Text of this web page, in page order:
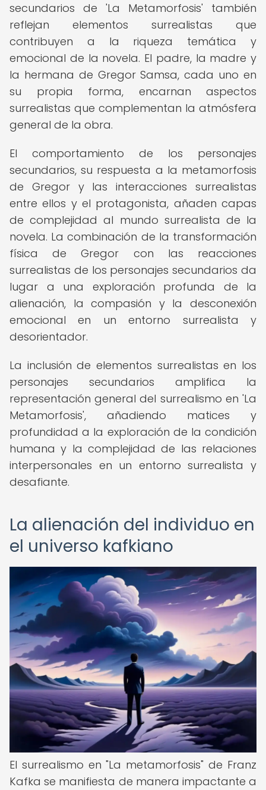
secundarios de 'La Metamorfosis' también
reflejan elementos surrealistas que
contribuyen a la riqueza temática y
emocional de la novela. El padre, la madre y
la hermana de Gregor Samsa, cada uno en
su propia forma, encarnan aspectos
surrealistas que complementan la atmósfera
general de la obra.
El comportamiento de los personajes
secundarios, su respuesta a la metamorfosis
de Gregor y las interacciones surrealistas
entre ellos y el protagonista, añaden capas
de complejidad al mundo surrealista de la
novela. La combinación de la transformación
física de Gregor con las reacciones
surrealistas de los personajes secundarios da
lugar a una exploración profunda de la
alienación, la compasión y la desconexión
emocional en un entorno surrealista y
desorientador.
La inclusión de elementos surrealistas en los
personajes secundarios amplifica la
representación general del surrealismo en 'La
Metamorfosis', añadiendo matices y
profundidad a la exploración de la condición
humana y la complejidad de las relaciones
interpersonales en un entorno surrealista y
desafiante.
La alienación del individuo en
el universo kafkiano
El surrealismo en "La metamorfosis" de Franz
Kafka se manifiesta de manera impactante a